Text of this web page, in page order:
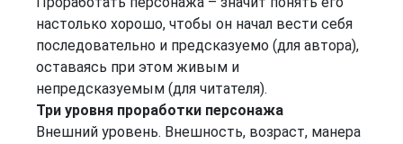
настолько хорошо, чтобы он начал вести себя
последовательно и предсказуемо (для автора),
оставаясь при этом живым и
непредсказуемым (для читателя).
Три уровня проработки персонажа
Внешний уровень. Внешность, возраст, манера